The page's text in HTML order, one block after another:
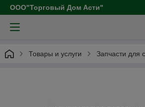
ООО"Торговый Дом Асти"
Товары и услуги Запчасти для